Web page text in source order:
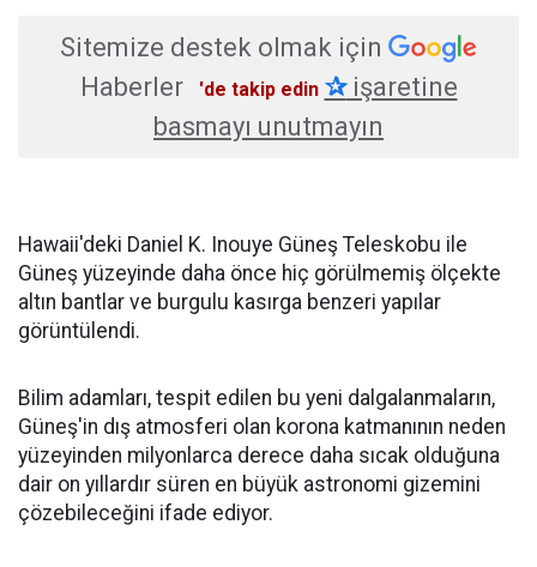
Sitemize destek olmak için
Haberler
'de takip edin ✰işaretine
basmayı unutmayın
Hawaii'deki Daniel K. Inouye Güneş Teleskobu ile
Güneş yüzeyinde daha önce hiç görülmemiş ölçekte
altın bantlar ve burgulu kasırga benzeri yapılar
görüntülendi.
Bilim adamları, tespit edilen bu yeni dalgalanmaların,
Güneş'in dış atmosferi olan korona katmanının neden
yüzeyinden milyonlarca derece daha sıcak olduğuna
dair on yıllardır süren en büyük astronomi gizemini
çözebileceğini ifade ediyor.